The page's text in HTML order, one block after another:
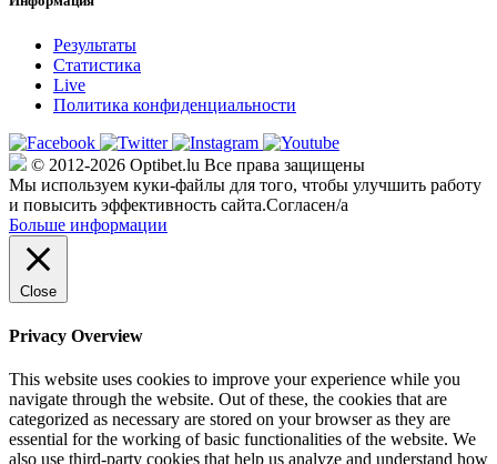
Результаты
Статистика
Live
Политика конфиденциальности
© 2012-2026 Optibet.lu Все права защищены
Мы используем куки-файлы для того, чтобы улучшить работу
и повысить эффективность сайта.Согласен/а
Больше информации
Close
Privacy Overview
This website uses cookies to improve your experience while you
navigate through the website. Out of these, the cookies that are
categorized as necessary are stored on your browser as they are
essential for the working of basic functionalities of the website. We
also use third-party cookies that help us analyze and understand how